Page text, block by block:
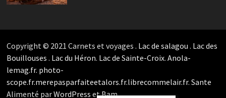
Copyright © 2021 Carnets et voyages . Lac de salagou . Lac des
Bouillouses . Lac du Héron. Lac de Sainte-Croix.Anola-
lemag.fr. photo-
scope.fr.merepasparfaiteetalors.fr.librecommelair.fr.Sante
Alimenté parWordPress etBam.